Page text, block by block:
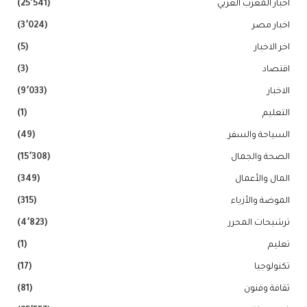
اخبار المغرب العربي (25٬541)
اخبار مصر (3٬024)
اخر الاخبار (5)
اقتصاد (3)
الاخبار (9٬033)
التعليم (1)
السياحة والسفر (49)
الصحة والجمال (15٬308)
المال والأعمال (349)
الموضة والأزياء (315)
ترشيحات المحرر (4٬823)
تعليم (1)
تكنولوجيا (17)
ثقافة وفنون (81)